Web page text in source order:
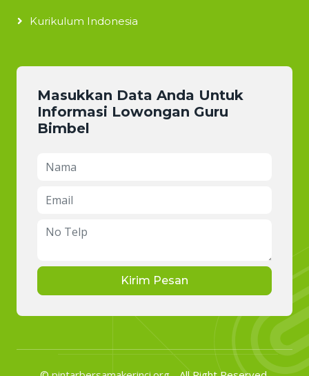
Kurikulum Indonesia
Masukkan Data Anda Untuk
Informasi Lowongan Guru
Bimbel
Kirim Pesan